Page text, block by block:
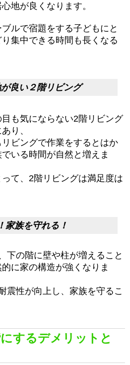
地が良くなります。
ルで宿題をする子どもにと
集中できる時間も長くなる
良い２階リビング
も気にならない2階リビング
り、
ビングで作業をするとはか
いる時間が自然と増えま
て、2階リビングは満足度は
家族を守れる！
下の階に壁や柱が増えること
に家の構造が強くなりま
震性が向上し、家族を守るこ
するデメリットと